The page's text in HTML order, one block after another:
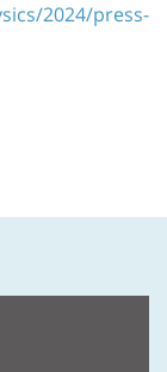
2024/press-